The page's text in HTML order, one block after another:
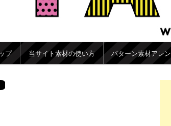
インコンテンツへ移動
ブコンテンツへ移動
プ 当サイト素材の使い方 パターン素材アレ